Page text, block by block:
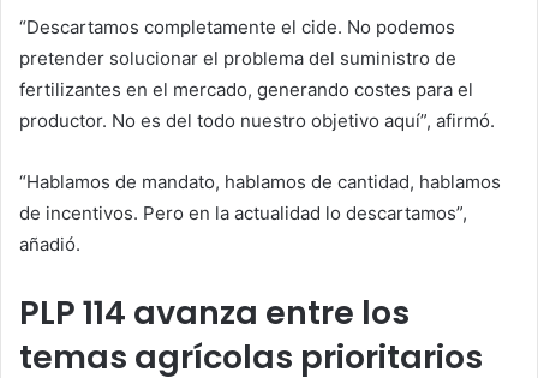
“Descartamos completamente el cide. No podemos
pretender solucionar el problema del suministro de
fertilizantes en el mercado, generando costes para el
productor. No es del todo nuestro objetivo aquí”, afirmó.
“Hablamos de mandato, hablamos de cantidad, hablamos
de incentivos. Pero en la actualidad lo descartamos”,
añadió.
PLP 114 avanza entre los
temas agrícolas prioritarios